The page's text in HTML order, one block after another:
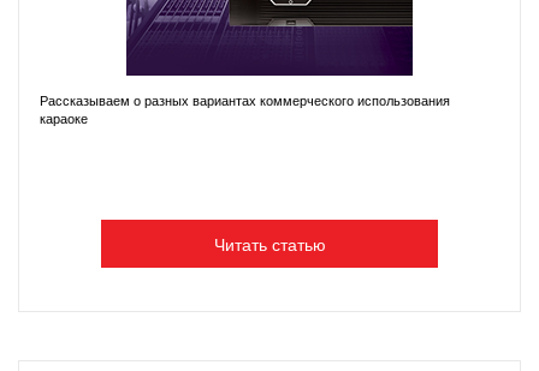
Рассказываем о разных вариантах коммерческого использования
караоке
Читать статью